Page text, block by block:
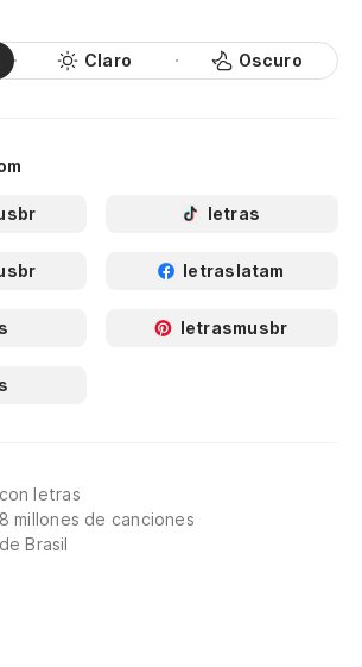
Claro Oscuro
letras
letraslatam
letrasmusbr
letras
millones de canciones
Brasil